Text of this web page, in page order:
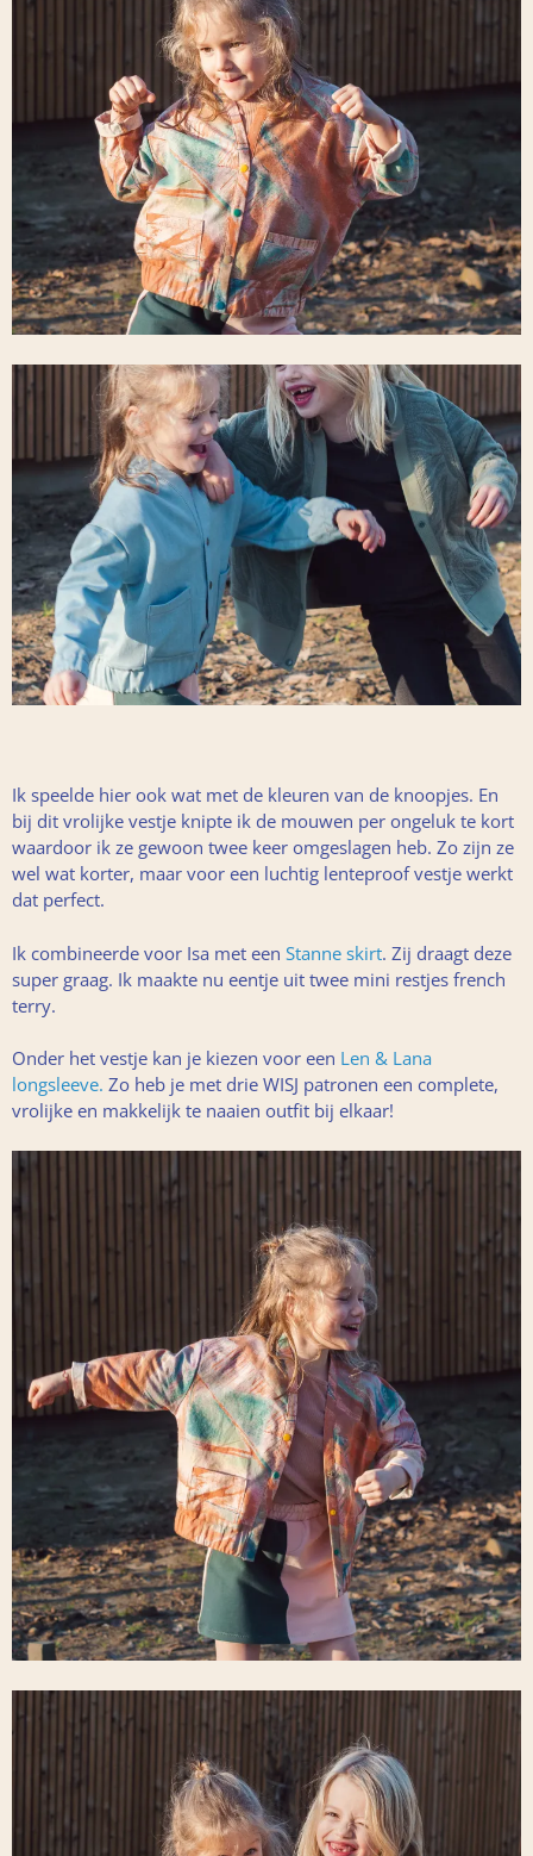
Ik speelde hier ook wat met de kleuren van de knoopjes. En
bij dit vrolijke vestje knipte ik de mouwen per ongeluk te kort
waardoor ik ze gewoon twee keer omgeslagen heb. Zo zijn ze
wel wat korter, maar voor een luchtig lenteproof vestje werkt
dat perfect.
Ik combineerde voor Isa met een Stanne skirt. Zij draagt deze
super graag. Ik maakte nu eentje uit twee mini restjes french
terry.
Onder het vestje kan je kiezen voor een Len & Lana
longsleeve. Zo heb je met drie WISJ patronen een complete,
vrolijke en makkelijk te naaien outfit bij elkaar!